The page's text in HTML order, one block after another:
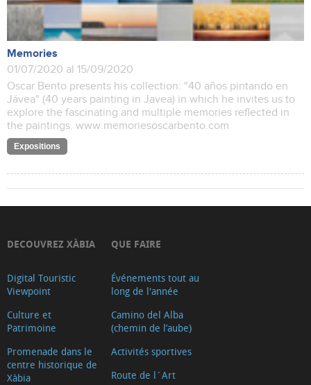
Memories
01/07/2020 al 15/09/2020
Oscar Bento presents his collection: "40 años pintando en
Jávea" (40 years painting in Javea) in which he invites us to
explore the fascinating and multiple memories reflected in
the paintings. www.memoriesoscarbento.com
Expositions
DECOUVREZ XÀBIA
Digital Touristic
Viewpoint
Culture et
Patrimoine
Promenade dans le
centre historique de
Xàbia
QUE FAIRE
Événements tout au
long de l'année
Camino del Alba
(chemin de l’aube)
Activités sportives
Route de l´Art